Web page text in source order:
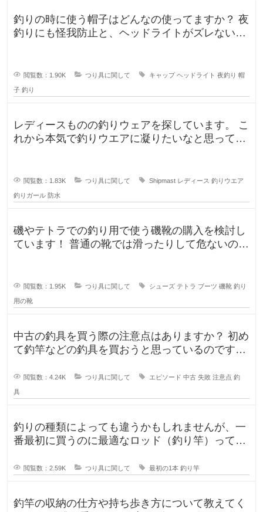
釣りの時に使う帽子はどんなの使ってますか？ 夜
釣りにも怪我防止と、ヘッドライトがズレないよ
閲覧数：1.90K つり具に関して キャップ ヘッドライト 夜釣り 帽
子 釣り
レディースものの釣りウェアを探しています。 こ
れから本気で釣りウエアに凝りたいなと思ってい
閲覧数：1.83K つり具に関して Shipmast レディース 釣りウエア
釣りガール 防水
磯やテトラでの釣り用で使う磯靴の購入を検討し
ています！ 普通の靴では滑ったりして危ないの
閲覧数：1.95K つり具に関して シューズ テトラ ブーツ 磯靴 釣り
用の靴
中古の釣具を買う際の注意点はありますか？ 初め
て釣竿などの釣具を買おうと思っているのです
閲覧数：4.24K つり具に関して エピソード 中古 失敗 注意点 釣
具
釣りの種類によっても違うかもしれませんが、一
番最初に買うのに最適なロッド（釣り竿）ってど
閲覧数：2.59K つり具に関して 最初の1本 釣り竿
釣竿の収納の仕方や持ち歩き方について教えてく